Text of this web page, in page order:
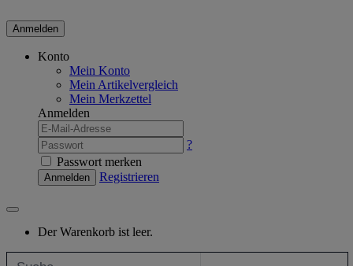
Anmelden
Konto
Mein Konto
Mein Artikelvergleich
Mein Merkzettel
Anmelden
?
Passwort merken
Anmelden Registrieren
Der Warenkorb ist leer.